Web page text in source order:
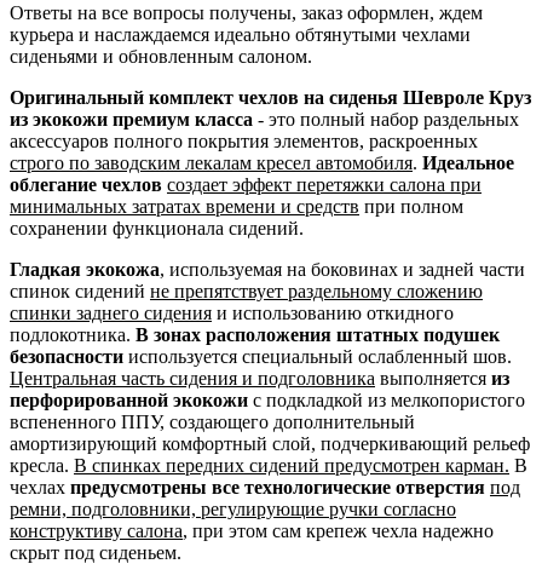
Ответы на все вопросы получены, заказ оформлен, ждем
курьера и наслаждаемся идеально обтянутыми чехлами
сиденьями и обновленным салоном.
Оригинальный комплект чехлов на сиденья Шевроле Круз
из экокожи премиум класса - это полный набор раздельных
аксессуаров полного покрытия элементов, раскроенных
строго по заводским лекалам кресел автомобиля. Идеальное
облегание чехлов создает эффект перетяжки салона при
минимальных затратах времени и средств при полном
сохранении функционала сидений.
Гладкая экокожа, используемая на боковинах и задней части
спинок сидений не препятствует раздельному сложению
спинки заднего сидения и использованию откидного
подлокотника. В зонах расположения штатных подушек
безопасности используется специальный ослабленный шов.
Центральная часть сидения и подголовника выполняется из
перфорированной экокожи с подкладкой из мелкопористого
вспененного ППУ, создающего дополнительный
амортизирующий комфортный слой, подчеркивающий рельеф
кресла. В спинках передних сидений предусмотрен карман. В
чехлах предусмотрены все технологические отверстия под
ремни, подголовники, регулирующие ручки согласно
конструктиву салона, при этом сам крепеж чехла надежно
скрыт под сиденьем.